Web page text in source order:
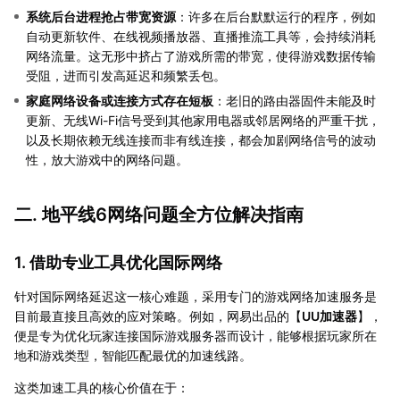
系统后台进程抢占带宽资源 ：许多在后台默默运行的程序，例如
自动更新软件、在线视频播放器、直播推流工具等，会持续消耗
网络流量。这无形中挤占了游戏所需的带宽，使得游戏数据传输
受阻，进而引发高延迟和频繁丢包。
家庭网络设备或连接方式存在短板 ：老旧的路由器固件未能及时
更新、无线Wi-Fi信号受到其他家用电器或邻居网络的严重干扰，
以及长期依赖无线连接而非有线连接，都会加剧网络信号的波动
性，放大游戏中的网络问题。
二. 地平线6网络问题全方位解决指南
1. 借助专业工具优化国际网络
针对国际网络延迟这一核心难题，采用专门的游戏网络加速服务是
目前最直接且高效的应对策略。例如，网易出品的【UU加速器】，
便是专为优化玩家连接国际游戏服务器而设计，能够根据玩家所在
地和游戏类型，智能匹配最优的加速线路。
这类加速工具的核心价值在于：